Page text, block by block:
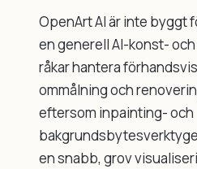
OpenArt AI är inte byggt
en generell AI-konst-
råkar hantera
ommålning och
eftersom inpainting- och
en snabb, grov